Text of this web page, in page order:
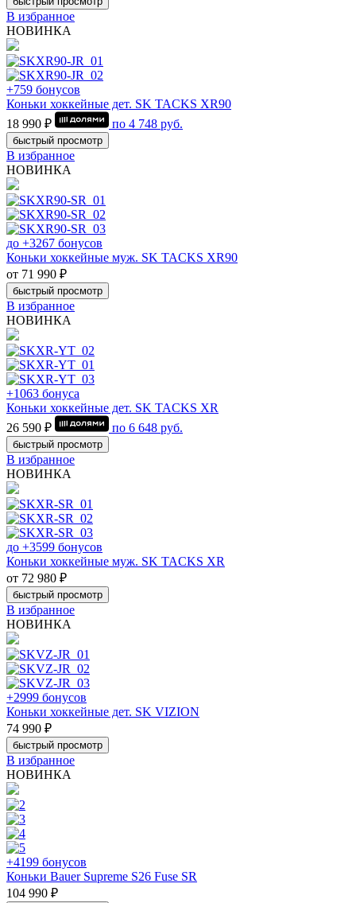
В избранное
НОВИНКА
+759 бонусов
Коньки хоккейные дет. SK TACKS XR90
18 990 ₽
по 4 748 руб.
быстрый просмотр
В избранное
НОВИНКА
до +3267 бонусов
Коньки хоккейные муж. SK TACKS XR90
от 71 990 ₽
быстрый просмотр
В избранное
НОВИНКА
+1063 бонуса
Коньки хоккейные дет. SK TACKS XR
26 590 ₽
по 6 648 руб.
быстрый просмотр
В избранное
НОВИНКА
до +3599 бонусов
Коньки хоккейные муж. SK TACKS XR
от 72 980 ₽
быстрый просмотр
В избранное
НОВИНКА
+2999 бонусов
Коньки хоккейные дет. SK VIZION
74 990 ₽
быстрый просмотр
В избранное
НОВИНКА
+4199 бонусов
Коньки Bauer Supreme S26 Fuse SR
104 990 ₽